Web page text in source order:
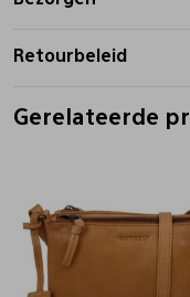
Retourbeleid
Gerelateerde